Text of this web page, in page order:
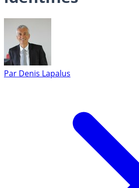
Par Denis Lapalus